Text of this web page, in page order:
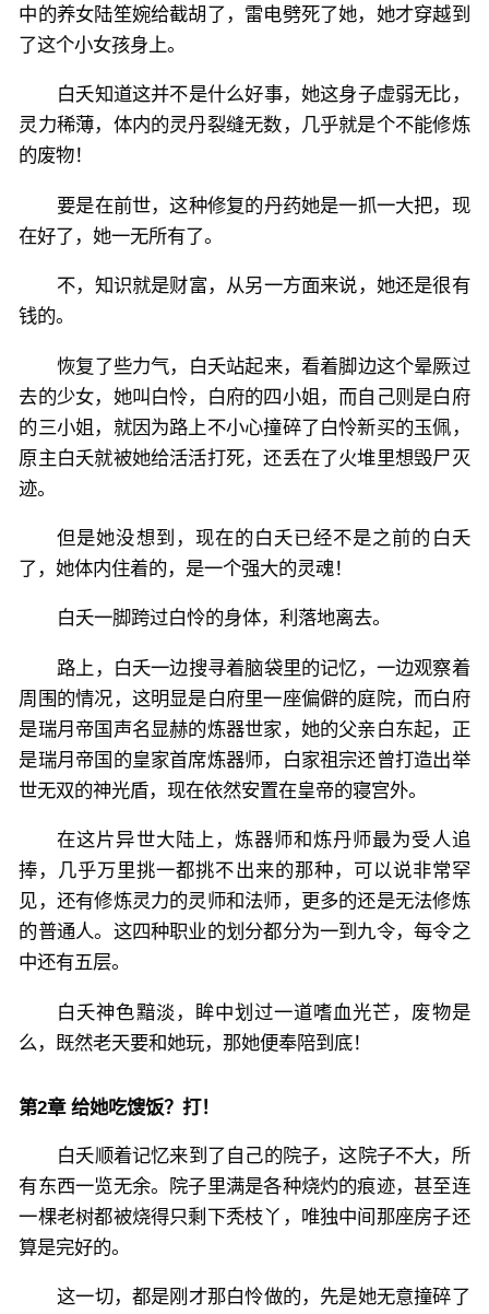
中的养女陆笙婉给截胡了，雷电劈死了她，她才穿越到
了这个小女孩身上。
白夭知道这并不是什么好事，她这身子虚弱无比，
灵力稀薄，体内的灵丹裂缝无数，几乎就是个不能修炼
的废物！
要是在前世，这种修复的丹药她是一抓一大把，现
在好了，她一无所有了。
不，知识就是财富，从另一方面来说，她还是很有
钱的。
恢复了些力气，白夭站起来，看着脚边这个晕厥过
去的少女，她叫白怜，白府的四小姐，而自己则是白府
的三小姐，就因为路上不小心撞碎了白怜新买的玉佩，
原主白夭就被她给活活打死，还丢在了火堆里想毁尸灭
迹。
但是她没想到，现在的白夭已经不是之前的白夭
了，她体内住着的，是一个强大的灵魂！
白夭一脚跨过白怜的身体，利落地离去。
路上，白夭一边搜寻着脑袋里的记忆，一边观察着
周围的情况，这明显是白府里一座偏僻的庭院，而白府
是瑞月帝国声名显赫的炼器世家，她的父亲白东起，正
是瑞月帝国的皇家首席炼器师，白家祖宗还曾打造出举
世无双的神光盾，现在依然安置在皇帝的寝宫外。
在这片异世大陆上，炼器师和炼丹师最为受人追
捧，几乎万里挑一都挑不出来的那种，可以说非常罕
见，还有修炼灵力的灵师和法师，更多的还是无法修炼
的普通人。这四种职业的划分都分为一到九令，每令之
中还有五层。
白夭神色黯淡，眸中划过一道嗜血光芒，废物是
么，既然老天要和她玩，那她便奉陪到底！
第2章 给她吃馊饭？打！
白夭顺着记忆来到了自己的院子，这院子不大，所
有东西一览无余。院子里满是各种烧灼的痕迹，甚至连
一棵老树都被烧得只剩下秃枝丫，唯独中间那座房子还
算是完好的。
这一切，都是刚才那白怜做的，先是她无意撞碎了